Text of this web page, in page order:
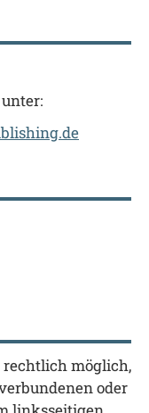
rechtlich möglich,
oder